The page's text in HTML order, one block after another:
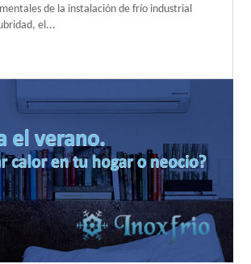
de la instalación de frío industrial
el...